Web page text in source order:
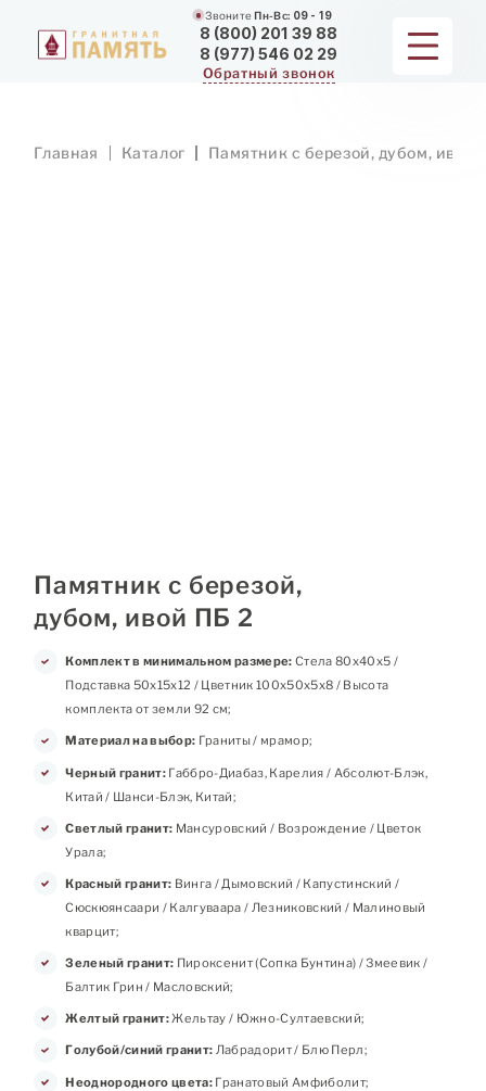
ЗвонитеПн-Вс: 09 - 19
8 (800) 201 39 88
8 (977) 546 02 29
Обратный звонок
Главная Каталог Памятник с березой, дубом, ивой
Памятник с березой,
дубом, ивой ПБ 2
Комплект в минимальном размере: Стела 80х40х5 /
Подставка 50х15х12 / Цветник 100х50х5х8 / Высота
комплекта от земли 92 см;
Материал на выбор: Граниты / мрамор;
Черный гранит:Габбро-Диабаз, Карелия / Абсолют-Блэк,
Китай / Шанси-Блэк, Китай;
Светлый гранит: Мансуровский / Возрождение / Цветок
Урала;
Красный гранит: Винга / Дымовский / Капустинский /
Сюскюянсаари / Калгуваара / Лезниковский / Малиновый
кварцит;
Зеленый гранит: Пироксенит (Сопка Бунтина) / Змеевик /
Балтик Грин / Масловский;
Желтый гранит:Жельтау / Южно-Султаевский;
Голубой/синий гранит: Лабрадорит / Блю Перл;
Неоднородного цвета:Гранатовый Амфиболит;